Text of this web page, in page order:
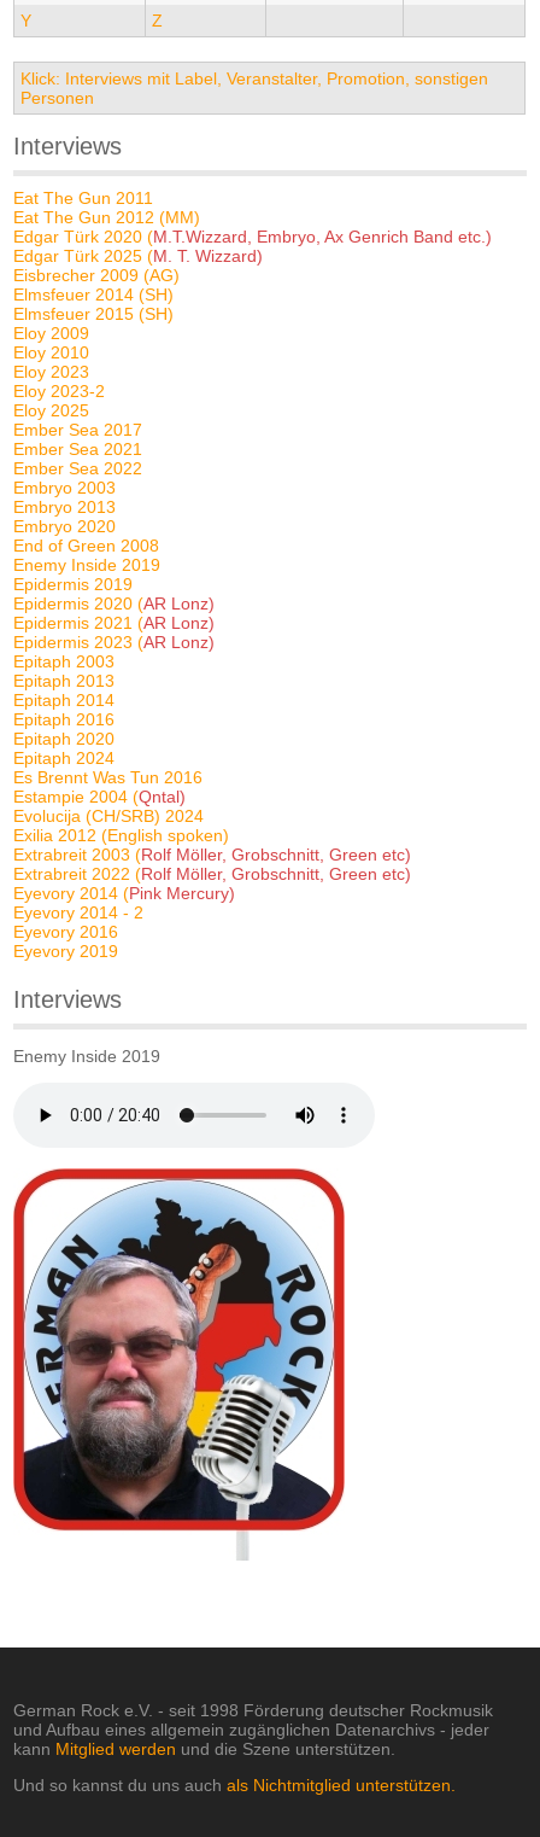
Y
Z
Klick: Interviews mit Label, Veranstalter, Promotion, sonstigen
Personen
Interviews
Eat The Gun 2011
Eat The Gun 2012 (MM)
Edgar Türk 2020 (M.T.Wizzard, Embryo, Ax Genrich Band etc.)
Edgar Türk 2025 (M. T. Wizzard)
Eisbrecher 2009 (AG)
Elmsfeuer 2014 (SH)
Elmsfeuer 2015 (SH)
Eloy 2009
Eloy 2010
Eloy 2023
Eloy 2023-2
Eloy 2025
Ember Sea 2017
Ember Sea 2021
Ember Sea 2022
Embryo 2003
Embryo 2013
Embryo 2020
End of Green 2008
Enemy Inside 2019
Epidermis 2019
Epidermis 2020 (AR Lonz)
Epidermis 2021 (AR Lonz)
Epidermis 2023 (AR Lonz)
Epitaph 2003
Epitaph 2013
Epitaph 2014
Epitaph 2016
Epitaph 2020
Epitaph 2024
Es Brennt Was Tun 2016
Estampie 2004 (Qntal)
Evolucija (CH/SRB) 2024
Exilia 2012 (English spoken)
Extrabreit 2003 (Rolf Möller, Grobschnitt, Green etc)
Extrabreit 2022 (Rolf Möller, Grobschnitt, Green etc)
Eyevory 2014 (Pink Mercury)
Eyevory 2014 - 2
Eyevory 2016
Eyevory 2019
Interviews
Enemy Inside 2019
German Rock e.V. - seit 1998 Förderung deutscher Rockmusik
und Aufbau eines allgemein zugänglichen Datenarchivs - jeder
kann Mitglied werden und die Szene unterstützen.
Und so kannst du uns auchals Nichtmitglied unterstützen.